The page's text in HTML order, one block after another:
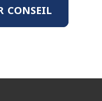
CONSEIL